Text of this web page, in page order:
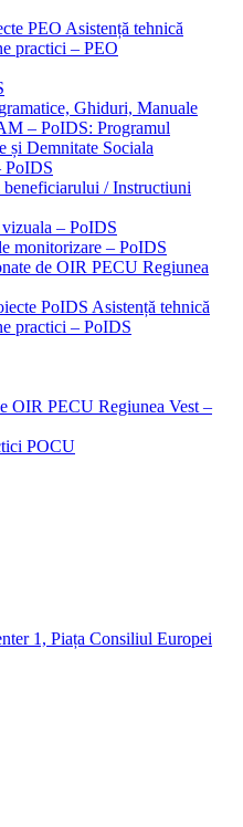
PEO Asistență tehnică
practici – PEO
Ghiduri, Manuale
– PoIDS: Programul
și Demnitate Sociala
PoIDS
/ Instructiuni
– PoIDS
monitorizare – PoIDS
de OIR PECU Regiunea
PoIDS Asistență tehnică
practici – PoIDS
OIR PECU Regiunea Vest –
POCU
1, Piața Consiliul Europei